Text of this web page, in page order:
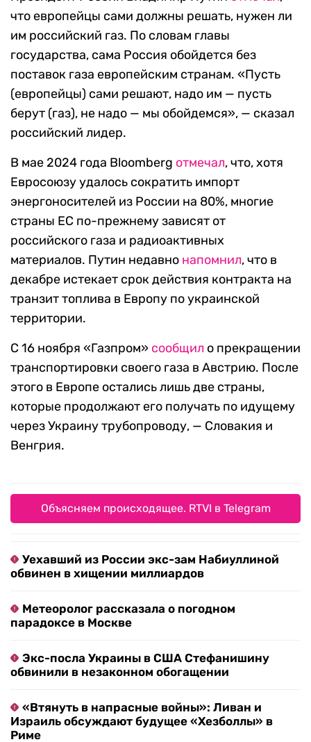
что европейцы сами должны решать, нужен ли
им российский газ. По словам главы
государства, сама Россия обойдется без
поставок газа европейским странам. «Пусть
(европейцы) сами решают, надо им — пусть
берут (газ), не надо — мы обойдемся», — сказал
российский лидер.
В мае 2024 года Bloomberg отмечал, что, хотя
Евросоюзу удалось сократить импорт
энергоносителей из России на 80%, многие
страны ЕС по-прежнему зависят от
российского газа и радиоактивных
материалов. Путин недавно напомнил, что в
декабре истекает срок действия контракта на
транзит топлива в Европу по украинской
территории.
С 16 ноября «Газпром» сообщил о прекращении
транспортировки своего газа в Австрию. После
этого в Европе остались лишь две страны,
которые продолжают его получать по идущему
через Украину трубопроводу, — Словакия и
Венгрия.
Объясняем происходящее. RTVI в Telegram
Уехавший из России экс-зам Набиуллиной
обвинен в хищении миллиардов
Метеоролог рассказала о погодном
парадоксе в Москве
Экс-посла Украины в США Стефанишину
обвинили в незаконном обогащении
«Втянуть в напрасные войны»: Ливан и
Израиль обсуждают будущее «Хезболлы» в
Риме